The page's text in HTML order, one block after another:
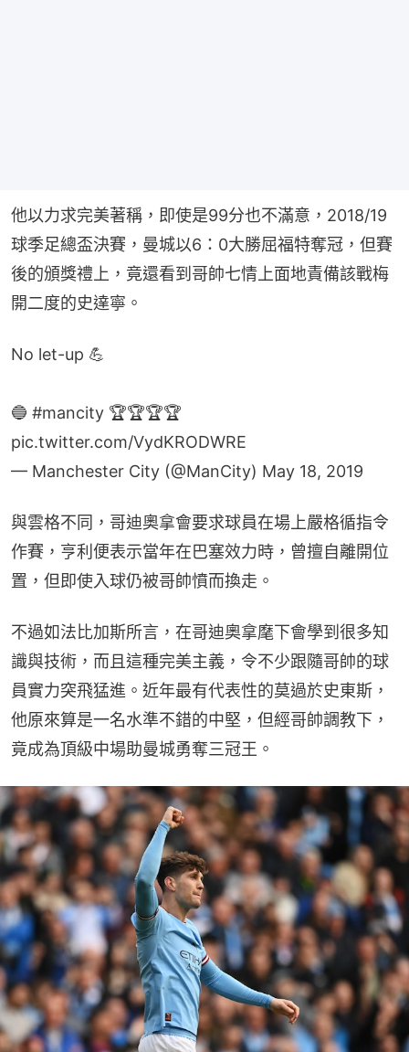
他以力求完美著稱，即使是99分也不滿意，2018/19
球季足總盃決賽，曼城以6：0大勝屈福特奪冠，但賽
後的頒獎禮上，竟還看到哥帥七情上面地責備該戰梅
開二度的史達寧。
No let-up 💪
🔵 #mancity 🏆🏆🏆🏆
pic.twitter.com/VydKRODWRE
— Manchester City (@ManCity) May 18, 2019
與雲格不同，哥迪奧拿會要求球員在場上嚴格循指令
作賽，亨利便表示當年在巴塞效力時，曾擅自離開位
置，但即使入球仍被哥帥憤而換走。
不過如法比加斯所言，在哥迪奧拿麾下會學到很多知
識與技術，而且這種完美主義，令不少跟隨哥帥的球
員實力突飛猛進。近年最有代表性的莫過於史東斯，
他原來算是一名水準不錯的中堅，但經哥帥調教下，
竟成為頂級中場助曼城勇奪三冠王。